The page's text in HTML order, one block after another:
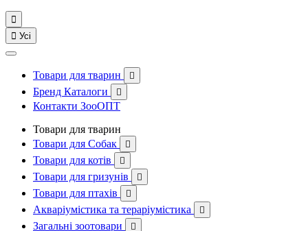

 Усі
Товари для тварин 
Бренд Каталоги 
Контакти ЗооОПТ
Товари для тварин
Товари для Собак

Товари для котів 
Товари для гризунів 
Товари для птахів 
Акваріумістика та тераріумістика 
Загальні зоотовари 